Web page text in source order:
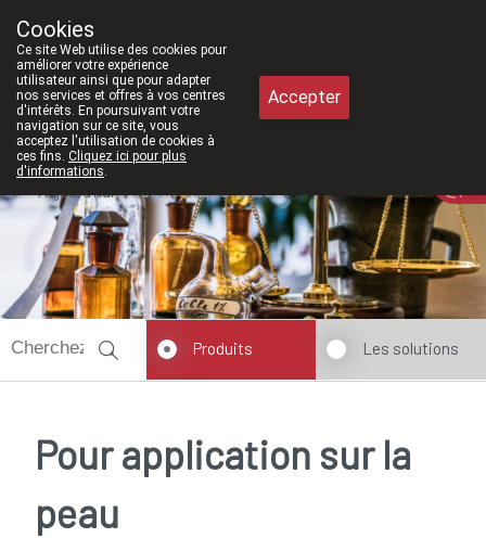
Aujourd'hui ouvert jusqu'à 18h30
Produits Les solutions
Pour application sur la
peau
Cookies
Ce site Web utilise des cookies pour
améliorer votre expérience
utilisateur ainsi que pour adapter
nos services et offres à vos centres
d'intérêts. En poursuivant votre
navigation sur ce site, vous
acceptez l'utilisation de cookies à
ces fins. Cliquez ici pour plus
d'informations.
Accepter